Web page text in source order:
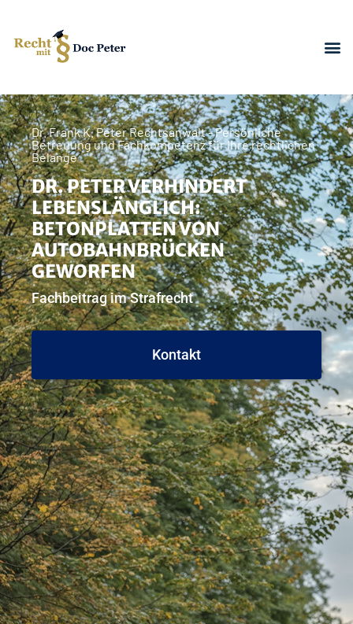
Dr. Frank K. Peter Rechtsanwalt - Persönliche
Betreuung und Fachkompetenz für Ihre rechtlichen
Belange
DR. PETER VERHINDERT
LEBENSLÄNGLICH:
BETONPLATTEN VON
AUTOBAHNBRÜCKEN
GEWORFEN
Fachbeitrag im Strafrecht
Kontakt